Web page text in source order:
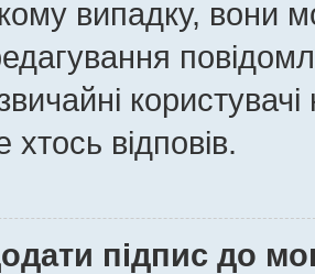
випадку, вони
відповів.
підпис до